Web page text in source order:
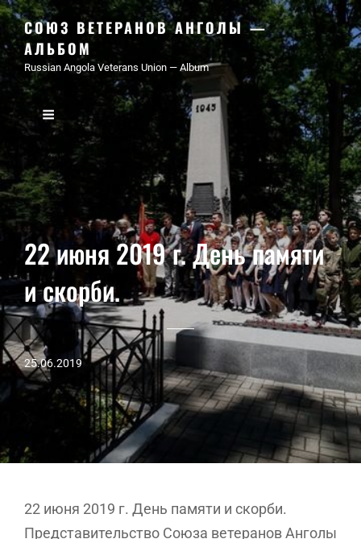
СОЮЗ ВЕТЕРАНОВ АНГОЛЫ —
АЛЬБОМ
Russian Angola Veterans Union — Album
22 июня 2019 г. День памяти
и скорби.
25.06.2019
22 июня 2019 г. День памяти и скорби.
Представительство Союза ветеранов Анголы